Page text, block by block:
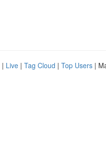
| Live | Tag Cloud | Top Users |